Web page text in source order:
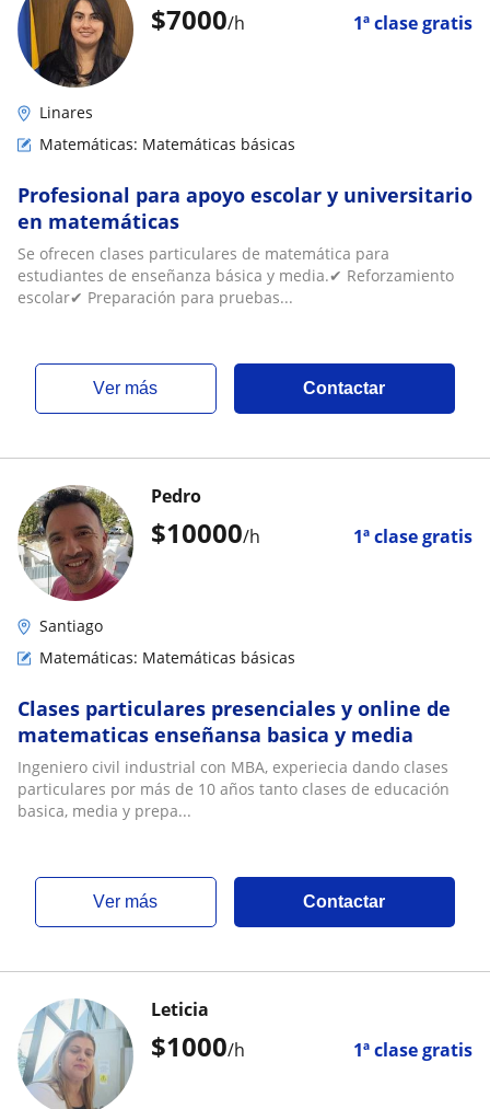
$7000/h 1ª clase gratis
Linares
Matemáticas: Matemáticas básicas
Profesional para apoyo escolar y universitario
en matemáticas
Se ofrecen clases particulares de matemática para
estudiantes de enseñanza básica y media.✔ Reforzamiento
escolar✔ Preparación para pruebas...
ver más Contactar
$10000/h 1ª clase gratis
Pedro
Santiago
Matemáticas: Matemáticas básicas
Clases particulares presenciales y online de
matematicas enseñansa basica y media
Ingeniero civil industrial con MBA, experiecia dando clases
particulares por más de 10 años tanto clases de educación
basica, media y prepa...
ver más Contactar
$1000/h 1ª clase gratis
Leticia